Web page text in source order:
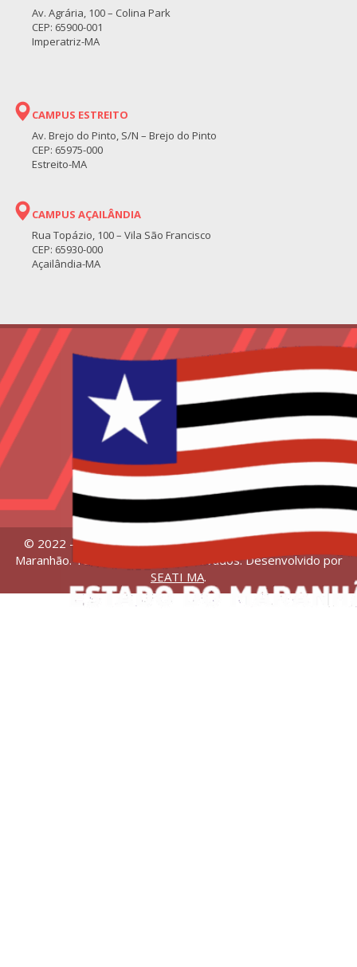
Av. Agrária, 100 – Colina Park
CEP: 65900-001
Imperatriz-MA
CAMPUS ESTREITO
Av. Brejo do Pinto, S/N – Brejo do Pinto
CEP: 65975-000
Estreito-MA
CAMPUS AÇAILÂNDIA
Rua Topázio, 100 – Vila São Francisco
CEP: 65930-000
Açailândia-MA
© 2022 – Universidade Estadual da Região Tocantina do
Maranhão. Todos os direitos reservados. Desenvolvido por
SEATI MA.